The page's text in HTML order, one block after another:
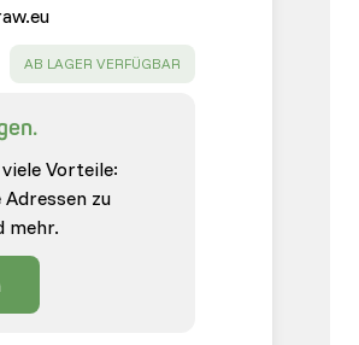
SUCCESS:
AB LAGER VERFÜGBAR
Vorteile:
zu
mehr.